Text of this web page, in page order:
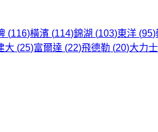
(116)橫濱 (114)錦湖 (103)東洋 (95)
大 (25)富爾達 (22)飛德勒 (20)大力士